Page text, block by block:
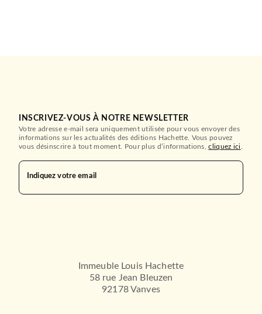
INSCRIVEZ-VOUS À NOTRE NEWSLETTER
Votre adresse e-mail sera uniquement utilisée pour vous envoyer des
informations sur les actualités des éditions Hachette. Vous pouvez
vous désinscrire à tout moment. Pour plus d’informations,cliquez ici.
Indiquez votre email
Immeuble Louis Hachette
58 rue Jean Bleuzen
92178 Vanves